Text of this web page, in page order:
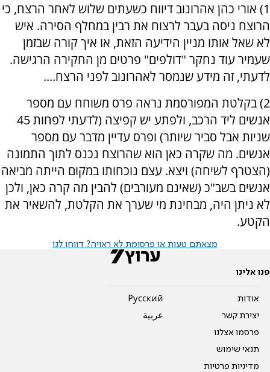
1) אורי כהן אהרונוב דיווח כשעתים שלוש לאחר הרצח, כי
הרוצח ניסה בעבר לרצוח את רבין במחלף הסירה. איש
לא שאל אותו מניין הידיעה הזאת, או איך קורה שבזמן
שעמיר עוד נחקר "דולפים" פרטים מן החקירה הרגישה.
לדעתי, זה מידע שנמסר לאהרונוב לפני הרצח....
2) בקלטת המפורסמת נראה פרס משוחח עם מספר
אנשים ליד הרכב, ולפתע יש קפיצה (לדעתי לפחות 45
שניות אבל סביר שיותר) ופרס עדיין מדבר עם מספר
אנשים. מה שקרה כאן הוא שהרוצח נכנס לתוך התמונה
(הצטרף לשיחה) ויצא. עצם נוכחותו במקום הייתה מביאה
אנשים בשב"כ (שאינם מעורבים) להבין מה קרה כאן, ולכן
לא ניתן היה, מבחינת מי שערך את הקלטת, להשאיר את
הקטע.
מצאתם טעות או פרסומת לא ראויה? דווחו לנו
פנו אלינו
אודות
יצירת קשר
פרסמו אצלנו
תנאי שימוש
מדיניות פרטיות
Pусский
عربية